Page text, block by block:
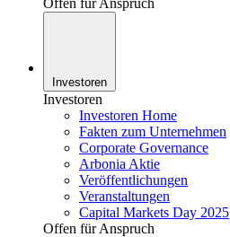
Investoren
Investoren
Investoren Home
Fakten zum Unternehmen
Corporate Governance
Arbonia Aktie
Veröffentlichungen
Veranstaltungen
Capital Markets Day 2025
Offen für Anspruch